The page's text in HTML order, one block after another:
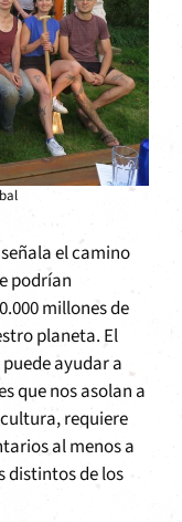
el camino
podrían
millones de
planeta. El
ayudar a
que nos asolan a
requiere
al menos a
distintos de los